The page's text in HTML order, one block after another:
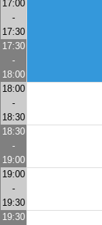
17:00
-
17:30
17:30
-
18:00
18:00
-
18:30
18:30
-
19:00
19:00
-
19:30
19:30